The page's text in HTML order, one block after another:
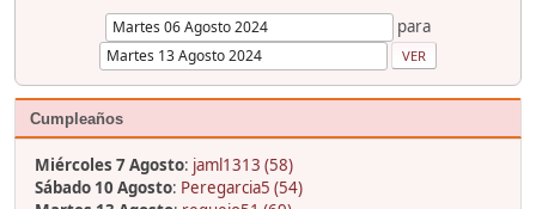
para
Cumpleaños
Miércoles 7 Agosto: jaml1313 (58)
Sábado 10 Agosto: Peregarcia5 (54)